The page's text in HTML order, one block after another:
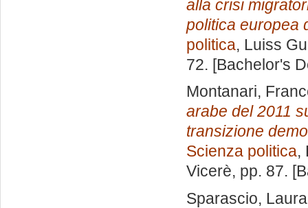
alla crisi
politica europea
politica, Luiss
72. [Bachelor's
Montanari,
arabe del 2011
transizione
Scienza politica,
Vicerè, pp. 87.
Sparascio, Laura